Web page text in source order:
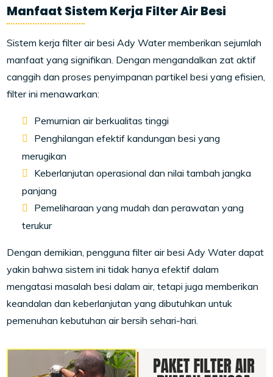
Manfaat Sistem Kerja Filter Air Besi
Sistem kerja filter air besi Ady Water memberikan sejumlah
manfaat yang signifikan. Dengan mengandalkan zat aktif
canggih dan proses penyimpanan partikel besi yang efisien,
filter ini menawarkan:
Pemurnian air berkualitas tinggi
Penghilangan efektif kandungan besi yang
merugikan
Keberlanjutan operasional dan nilai tambah jangka
panjang
Pemeliharaan yang mudah dan perawatan yang
terukur
Dengan demikian, pengguna filter air besi Ady Water dapat
yakin bahwa sistem ini tidak hanya efektif dalam
mengatasi masalah besi dalam air, tetapi juga memberikan
keandalan dan keberlanjutan yang dibutuhkan untuk
pemenuhan kebutuhan air bersih sehari-hari.